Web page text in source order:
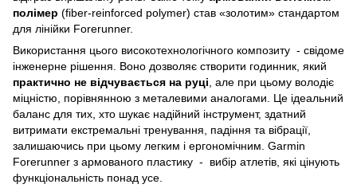
полімер (fiber-reinforced polymer) став «золотим» стандартом
для лінійки Forerunner.
Використання цього високотехнологічного композиту - свідоме
інженерне рішення. Воно дозволяє створити годинник, який
практично не відчувається на руці , але при цьому володіє
міцністю, порівнянною з металевими аналогами. Це ідеальний
баланс для тих, хто шукає надійний інструмент, здатний
витримати екстремальні тренування, падіння та вібрації,
залишаючись при цьому легким і ергономічним. Garmin
Forerunner з армованого пластику - вибір атлетів, які цінують
функціональність понад усе.